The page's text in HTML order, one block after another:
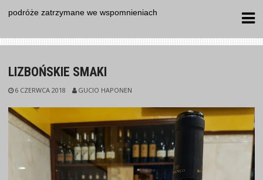
podróże zatrzymane we wspomnieniach
LIZBOŃSKIE SMAKI
6 CZERWCA 2018 GUCIO HAPONEN